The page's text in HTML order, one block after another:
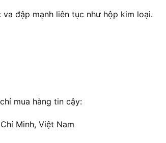
đập mạnh liên tục như hộp kim loại.
mua hàng tin cậy:
Minh, Việt Nam